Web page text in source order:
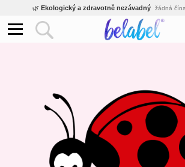
🌿 Ekologický a zdravotně nezávadný žádná
Inovativní výroba vlastní vývoj, nejnovější
Rychlé dodání expedujeme do